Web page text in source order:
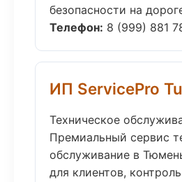
безопасности на
Телефон: 8 (999) 881
ИП ServicePro
Техническое
Премиальный сервис
обслуживание в
для клиентов,